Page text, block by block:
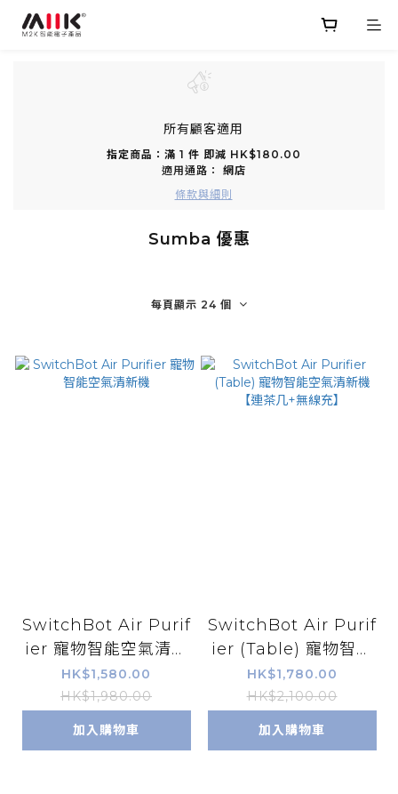
所有顧客適用
指定商品：滿 1 件 即減 HK$180.00
適用通路： 網店
條款與細則
Sumba 優惠
每頁顯示 24 個
SwitchBot Air Purif
ier 寵物智能空氣清新
機
HK$1,580.00
HK$1,980.00
加入購物車
SwitchBot Air Purif
ier (Table) 寵物智能
空氣清新機 【連茶几
+無線充】
HK$1,780.00
HK$2,100.00
加入購物車